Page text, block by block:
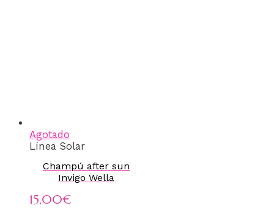
Agotado
Línea Solar
Champú after sun
Invigo Wella
15,00€